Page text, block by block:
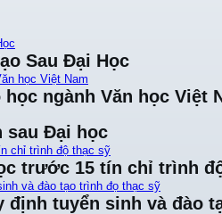
Sau Đại Học
học Việt Nam
ngành Văn học Việt
sau Đại học
chỉ trình độ thạc sỹ
trước 15 tín chỉ trình
và đào tạo trình đọ thạc sỹ
định tuyển sinh và đào